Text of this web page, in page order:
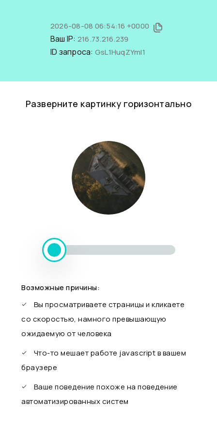
2026-08-08 06:54:16 +0000
Ваш IP: 216.73.216.239
ID запроса: GsL1HuqZYmI1
Разверните картинку горизонтально
Возможные причины:
Вы просматриваете страницы и кликаете
со скоростью, намного превышающую
ожидаемую от человека
Что-то мешает работе javascript в вашем
браузере
Ваше поведение похоже на поведение
автоматизированных систем